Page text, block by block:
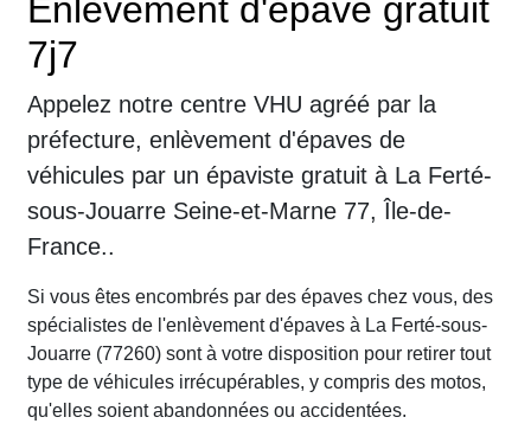
Enlèvement d'épave gratuit
7j7
Appelez notre centre VHU agréé par la
préfecture, enlèvement d'épaves de
véhicules par un épaviste gratuit à La Ferté-
sous-Jouarre Seine-et-Marne 77, Île-de-
France..
Si vous êtes encombrés par des épaves chez vous, des
spécialistes de l'enlèvement d'épaves à La Ferté-sous-
Jouarre (77260) sont à votre disposition pour retirer tout
type de véhicules irrécupérables, y compris des motos,
qu'elles soient abandonnées ou accidentées.